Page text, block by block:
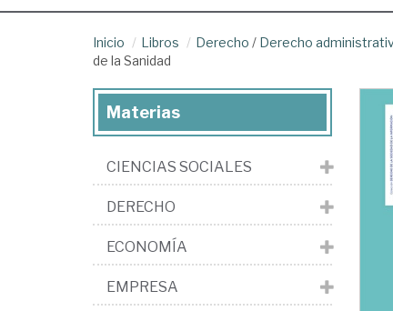
Inicio Libros Derecho / Derecho
de la Sanidad
Materias
CIENCIAS SOCIALES
DERECHO
ECONOMÍA
EMPRESA